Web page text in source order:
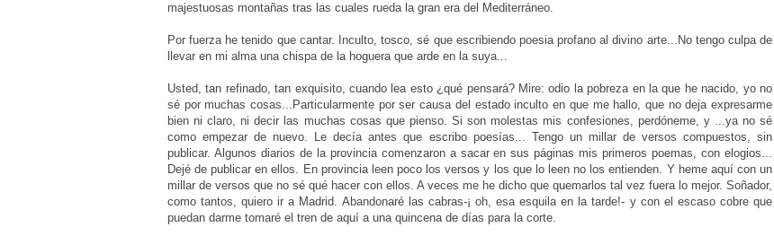
majestuosas montañas tras las cuales rueda la gran era del Mediterráneo.
Por fuerza he tenido que cantar. Inculto, tosco, sé que escribiendo poesia profano al divino arte...No tengo culpa de
llevar en mi alma una chispa de la hoguera que arde en la suya...
Usted, tan refinado, tan exquisito, cuando lea esto ¿qué pensará? Mire: odio la pobreza en la que he nacido, yo no
sé por muchas cosas...Particularmente por ser causa del estado inculto en que me hallo, que no deja expresarme
bien ni claro, ni decir las muchas cosas que pienso. Si son molestas mis confesiones, perdóneme, y ...ya no sé
como empezar de nuevo. Le decía antes que escribo poesías... Tengo un millar de versos compuestos, sin
publicar. Algunos diarios de la provincia comenzaron a sacar en sus páginas mis primeros poemas, con elogios...
Dejé de publicar en ellos. En provincia leen poco los versos y los que lo leen no los entienden. Y heme aquí con un
millar de versos que no sé qué hacer con ellos. A veces me he dicho que quemarlos tal vez fuera lo mejor. Soñador,
como tantos, quiero ir a Madrid. Abandonaré las cabras-¡ oh, esa esquila en la tarde!- y con el escaso cobre que
puedan darme tomaré el tren de aquí a una quincena de días para la corte.